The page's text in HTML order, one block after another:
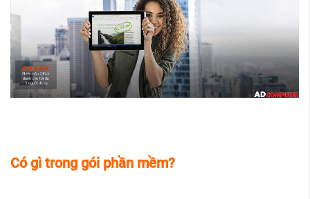
Có gì trong gói phần mềm?